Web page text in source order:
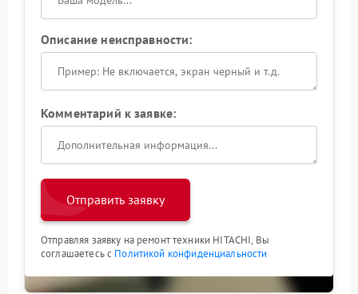
Описание неисправности:
Комментарий к заявке:
Отправить заявку
Отправляя заявку на ремонт техники HITACHI, Вы
соглашаетесь с Политикой конфиденциальности